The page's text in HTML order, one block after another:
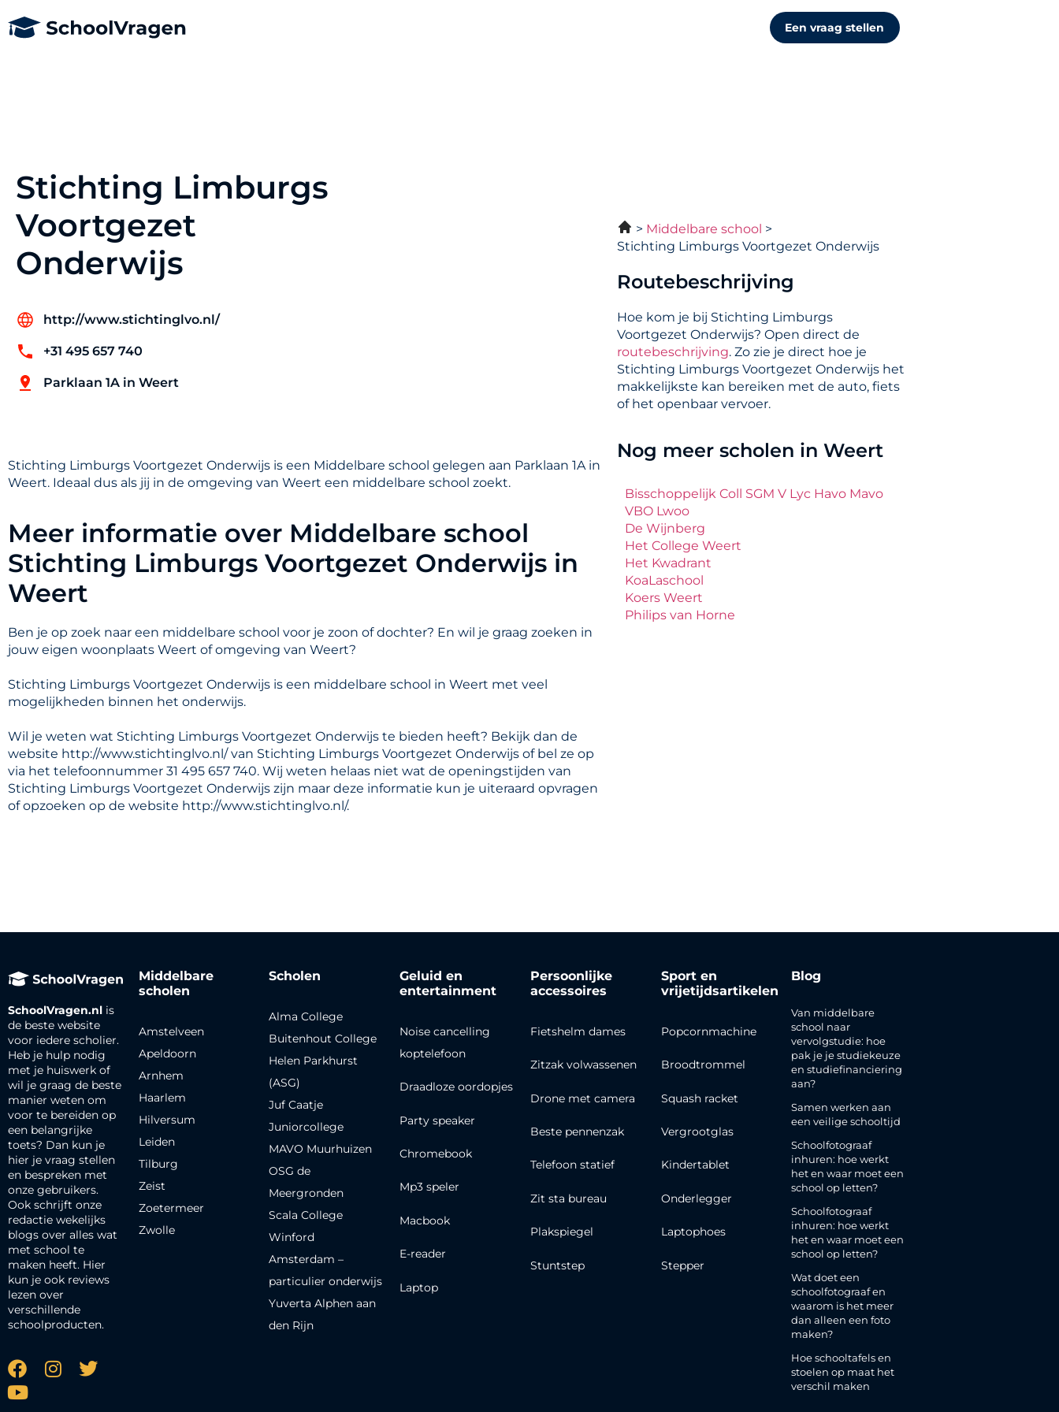
Een vraag stellen
Stichting Limburgs
Voortgezet
Onderwijs
http://www.stichtinglvo.nl/
+31 495 657 740
Parklaan 1A in Weert
Stichting Limburgs Voortgezet Onderwijs is een Middelbare school gelegen aan Parklaan 1A in
Weert. Ideaal dus als jij in de omgeving van Weert een middelbare school zoekt.
Meer informatie over Middelbare school
Stichting Limburgs Voortgezet Onderwijs in
Weert
Ben je op zoek naar een middelbare school voor je zoon of dochter? En wil je graag zoeken in
jouw eigen woonplaats Weert of omgeving van Weert?
Stichting Limburgs Voortgezet Onderwijs is een middelbare school in Weert met veel
mogelijkheden binnen het onderwijs.
Wil je weten wat Stichting Limburgs Voortgezet Onderwijs te bieden heeft? Bekijk dan de
website http://www.stichtinglvo.nl/ van Stichting Limburgs Voortgezet Onderwijs of bel ze op
via het telefoonnummer 31 495 657 740. Wij weten helaas niet wat de openingstijden van
Stichting Limburgs Voortgezet Onderwijs zijn maar deze informatie kun je uiteraard opvragen
of opzoeken op de website http://www.stichtinglvo.nl/.
Middelbare school
Stichting Limburgs Voortgezet Onderwijs
Routebeschrijving
Hoe kom je bij Stichting Limburgs
Voortgezet Onderwijs? Open direct de
routebeschrijving. Zo zie je direct hoe je
Stichting Limburgs Voortgezet Onderwijs het
makkelijkste kan bereiken met de auto, fiets
of het openbaar vervoer.
Nog meer scholen in Weert
Bisschoppelijk Coll SGM V Lyc Havo Mavo
VBO Lwoo
De Wijnberg
Het College Weert
Het Kwadrant
KoaLaschool
Koers Weert
Philips van Horne
SchoolVragen.nl is
de beste website
voor iedere scholier.
Heb je hulp nodig
met je huiswerk of
wil je graag de beste
manier weten om
voor te bereiden op
een belangrijke
toets? Dan kun je
hier je vraag stellen
en bespreken met
onze gebruikers.
Ook schrijft onze
redactie wekelijks
blogs over alles wat
met school te
maken heeft. Hier
kun je ook reviews
lezen over
verschillende
schoolproducten.
Middelbare
scholen
Amstelveen
Apeldoorn
Arnhem
Haarlem
Hilversum
Leiden
Tilburg
Zeist
Zoetermeer
Zwolle
Scholen
Alma College
Buitenhout College
Helen Parkhurst
(ASG)
Juf Caatje
Juniorcollege
MAVO Muurhuizen
OSG de
Meergronden
Scala College
Winford
Amsterdam –
particulier onderwijs
Yuverta Alphen aan
den Rijn
Geluid en
entertainment
Noise cancelling
koptelefoon
Draadloze oordopjes
Party speaker
Chromebook
Mp3 speler
Macbook
E-reader
Laptop
Persoonlijke
accessoires
Fietshelm dames
Zitzak volwassenen
Drone met camera
Beste pennenzak
Telefoon statief
Zit sta bureau
Plakspiegel
Stuntstep
Sport en
vrijetijdsartikelen
Popcornmachine
Broodtrommel
Squash racket
Vergrootglas
Kindertablet
Onderlegger
Laptophoes
Stepper
Blog
Van middelbare
school naar
vervolgstudie: hoe
pak je je studiekeuze
en studiefinanciering
aan?
Samen werken aan
een veilige schooltijd
Schoolfotograaf
inhuren: hoe werkt
het en waar moet een
school op letten?
Schoolfotograaf
inhuren: hoe werkt
het en waar moet een
school op letten?
Wat doet een
schoolfotograaf en
waarom is het meer
dan alleen een foto
maken?
Hoe schooltafels en
stoelen op maat het
verschil maken